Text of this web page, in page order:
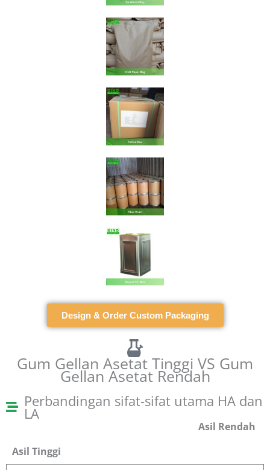
Design & Order Custom Packaging
Gum Gellan Asetat Tinggi VS Gum
Gellan Asetat Rendah
Perbandingan sifat-sifat utama HA dan
LA
Asil Rendah
Asil Tinggi